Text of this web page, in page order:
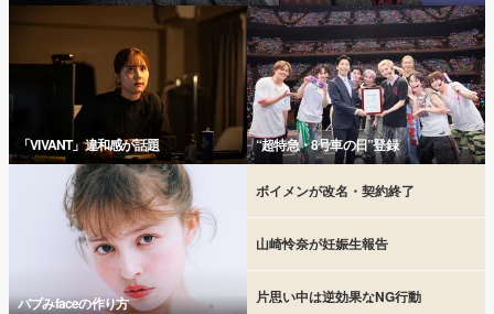
「VIVANT」違和感が話題 “超特急・8号車の日”登録
バブみfaceの作り方
ボイメンが改名・契約終了
山崎怜奈が妊娠生報告
片思い中は逆効果なNG行動